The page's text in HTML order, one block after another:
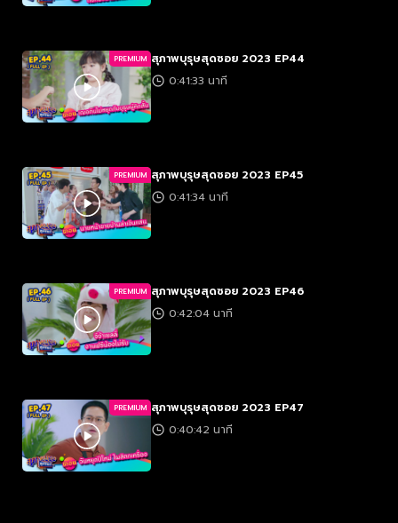
PREMIUM สุภาพบุรุษสุดซอย 2023 EP44
0:41:33 นาที
PREMIUM สุภาพบุรุษสุดซอย 2023 EP45
0:41:34 นาที
PREMIUM สุภาพบุรุษสุดซอย 2023 EP46
0:42:04 นาที
PREMIUM สุภาพบุรุษสุดซอย 2023 EP47
0:40:42 นาที